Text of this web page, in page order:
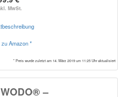
MwSt.
zu Amazon *
* Preis wurde zuletzt am 14. März 2019 um 11:25 Uhr aktualisiert
–